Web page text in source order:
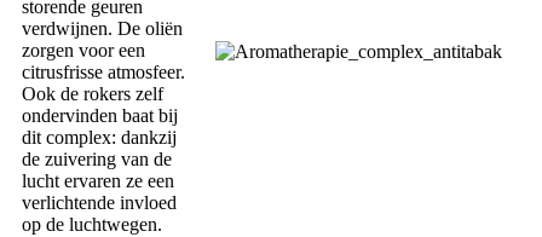
storende geuren
verdwijnen. De oliën
zorgen voor een
citrusfrisse atmosfeer.
Ook de rokers zelf
ondervinden baat bij
dit complex: dankzij
de zuivering van de
lucht ervaren ze een
verlichtende invloed
op de luchtwegen.